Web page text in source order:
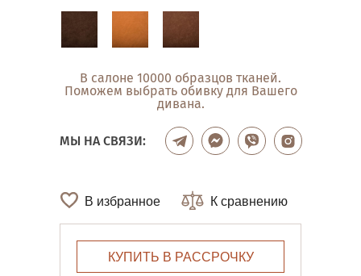
В салоне 10000 образцов тканей.
Поможем выбрать обивку для Вашего
дивана.
МЫ НА СВЯЗИ:
В избранное К сравнению
КУПИТЬ В РАССРОЧКУ